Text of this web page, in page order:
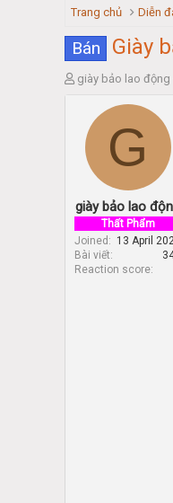
Trang chủ Diễn
Bán Giày
T
a
t
e
r
giày bảo lao động
G
giày bảo lao
Thất Phẩm
Joined
13 April
Bài viết
Reaction score